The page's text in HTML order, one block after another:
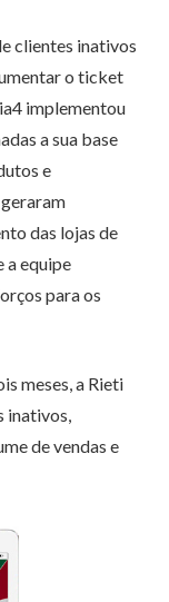
clientes inativos
o ticket
implementou
a sua base
e
das lojas de
a equipe
para os
meses, a Rieti
inativos,
de vendas e